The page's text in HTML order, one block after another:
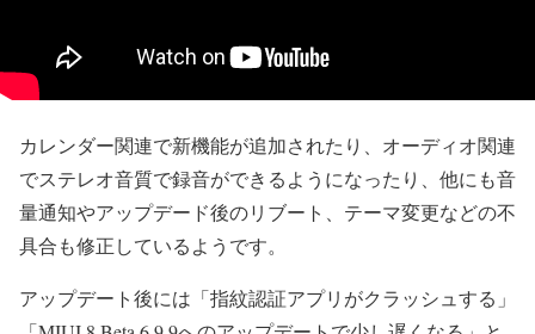
カレンダー関連で新機能が追加されたり、オーディオ関連
でステレオ音質で録音ができるようになったり、他にも音
量通知やアップデード後のリブート、テーマ変更などの不
具合も修正しているようです。
アップデート後には「指紋認証アプリがクラッシュする」